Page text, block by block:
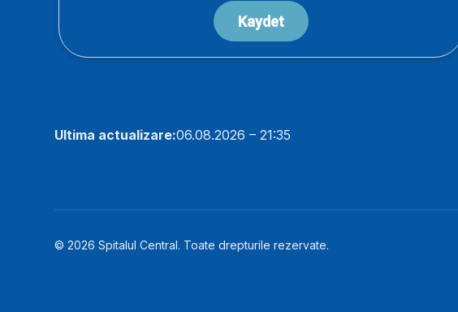
Ultima actualizare:06.08.2026 – 21:35
© 2026 Spitalul Central. Toate drepturile rezervate.